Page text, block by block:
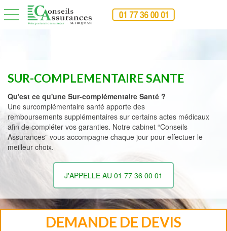
toggle navigation
SUR-COMPLEMENTAIRE SANTE
Qu'est ce qu'une Sur-complémentaire Santé ?
Une surcomplémentaire santé apporte des
remboursements supplémentaires sur certains actes médicaux
afin de compléter vos garanties. Notre cabinet “Conseils
Assurances” vous accompagne chaque jour pour effectuer le
meilleur choix.
J'APPELLE AU 01 77 36 00 01
DEMANDE DE DEVIS